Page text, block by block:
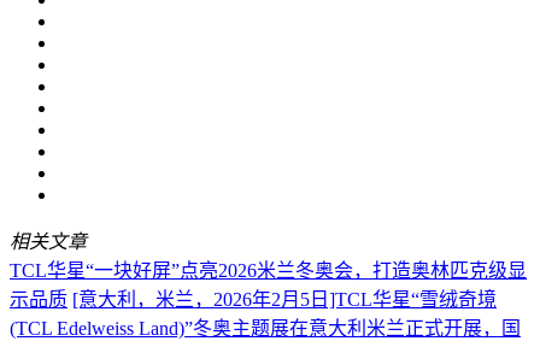
相关文章
TCL华星“一块好屏”点亮2026米兰冬奥会，打造奥林匹克级显
示品质 [意大利，米兰，2026年2月5日]TCL华星“雪绒奇境
(TCL Edelweiss Land)”冬奥主题展在意大利米兰正式开展，国